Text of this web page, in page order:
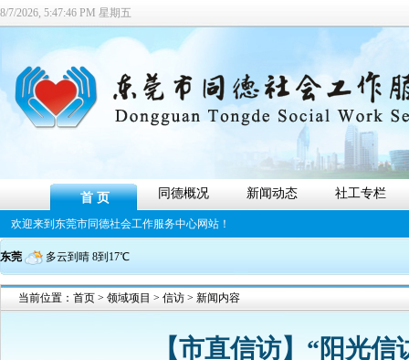
8/7/2026, 5:47:46 PM 星期五
首 页 同德概况 新闻动态 社工专栏
欢迎来到东莞市同德社会工作服务中心网站！
东莞 多云到晴 8到17℃
当前位置： 首页 > 领域项目 > 信访 > 新闻内容
【市直信访】“阳光